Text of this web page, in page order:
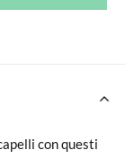
con questi